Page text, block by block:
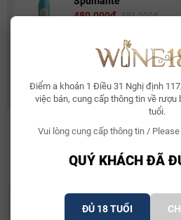
Điểm a khoản 1 Điều 31 Nghị định
việc bán, cung cấp thông tin về
tuổi.
Vui lòng cung cấp thông tin /
QUÝ KHÁCH ĐÃ
ĐỦ 18 TUỔI
480.000₫ 581.000₫
Rượu Vang Ý Terre Di
490.000₫
632.500₫
SẢN PHẨM